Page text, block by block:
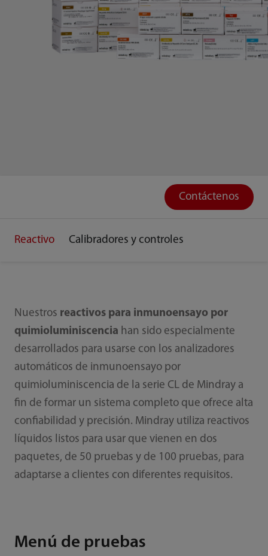
Reactivo Calibradores y controles
Contáctenos
Nuestros reactivos para inmunoensayo por
quimioluminiscencia han sido especialmente
desarrollados para usarse con los analizadores
automáticos de inmunoensayo por
quimioluminiscencia de la serie CL de Mindray a
fin de formar un sistema completo que ofrece alta
confiabilidad y precisión. Mindray utiliza reactivos
líquidos listos para usar que vienen en dos
paquetes, de 50 pruebas y de 100 pruebas, para
adaptarse a clientes con diferentes requisitos.
Menú de pruebas